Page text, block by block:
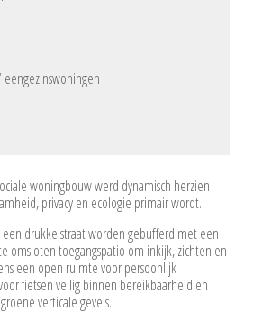
woningbouw werd dynamisch herzien
privacy en ecologie primair wordt.
drukke straat worden gebufferd met een
omsloten toegangspatio om inkijk, zichten en
een open ruimte voor persoonlijk
fietsen veilig binnen bereikbaarheid en
verticale gevels.